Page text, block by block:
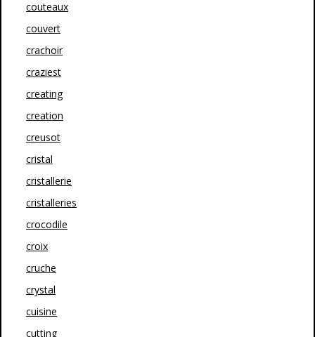
couteaux
couvert
crachoir
craziest
creating
creation
creusot
cristal
cristallerie
cristalleries
crocodile
croix
cruche
crystal
cuisine
cutting